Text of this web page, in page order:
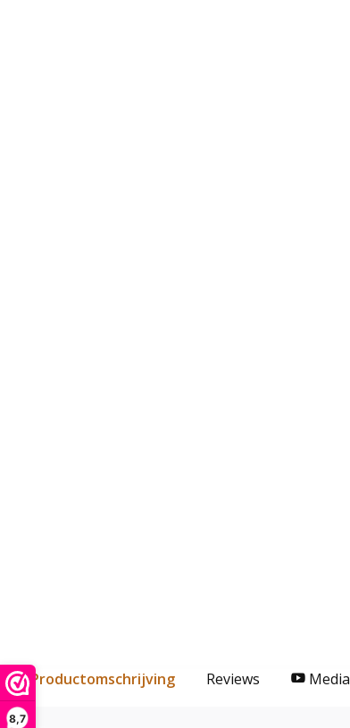
8,7
Productomschrijving Reviews Media